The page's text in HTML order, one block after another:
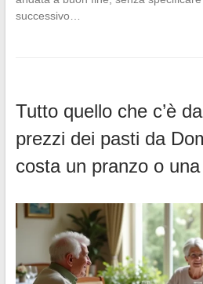
successivo…
Tutto quello che c’è
prezzi dei pasti da
costa un pranzo o